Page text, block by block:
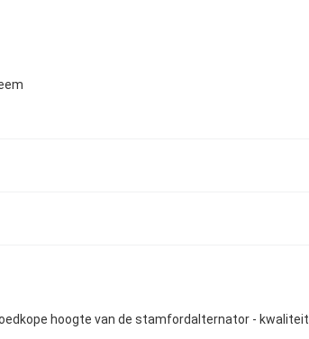
hoogte van de stamfordalternator - kwaliteit